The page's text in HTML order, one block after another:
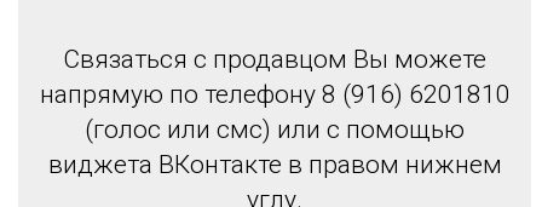
Связаться с продавцом Вы можете
напрямую по телефону 8 (916) 6201810
(голос или смс) или с помощью
виджета ВКонтакте в правом нижнем
углу.